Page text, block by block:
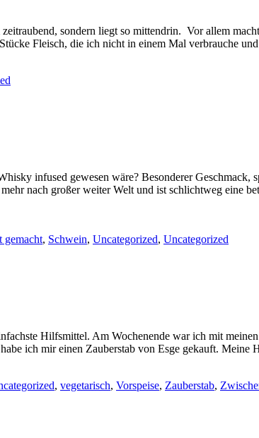
sondern liegt so mittendrin. Vor allem
Fleisch, die ich nicht in einem Mal verbrauche
infused gewesen wäre? Besonderer Geschmack,
nach großer weiter Welt und ist schlichtweg eine
gemacht, Schwein, Uncategorized, Uncategorized
Hilfsmittel. Am Wochenende war ich mit
ich mir einen Zauberstab von Esge gekauft.
, vegetarisch, Vorspeise, Zauberstab,